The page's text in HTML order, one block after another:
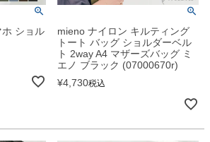
ショル
mieno ナイロン キルティング
トート バッグ ショルダーベル
ト 2way A4 マザーズバッグ ミ
エノ ブラック (07000670r)
¥4,730税込